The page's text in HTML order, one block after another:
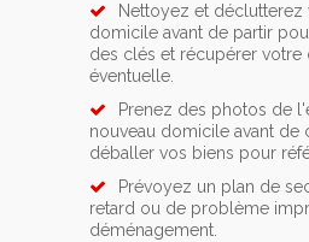
Nettoyez et déclutterez
domicile avant de partir
des clés et récupérer votre
éventuelle.
Prenez des photos de
nouveau domicile avant de
déballer vos biens pour
Prévoyez un plan de
retard ou de problème
déménagement.